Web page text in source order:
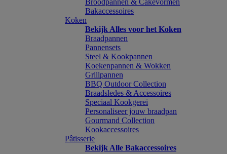
Broodpannen & Cakevormen
Bakaccessoires
Koken
Bekijk Alles voor het Koken
Braadpannen
Pannensets
Steel & Kookpannen
Koekenpannen & Wokken
Grillpannen
BBQ Outdoor Collection
Braadsledes & Accessoires
Speciaal Kookgerei
Personaliseer jouw braadpan
Gourmand Collection
Kookaccessoires
Pâtisserie
Bekijk Alle Bakaccessoires